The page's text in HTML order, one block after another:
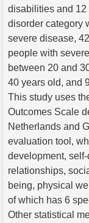
disabilities and
disorder category
severe disease,
people with
between 20 and
40 years old, and
This study uses
Outcomes Scale
Netherlands and
evaluation tool,
development,
relationships,
being, physical
of which has 6
Other statistical